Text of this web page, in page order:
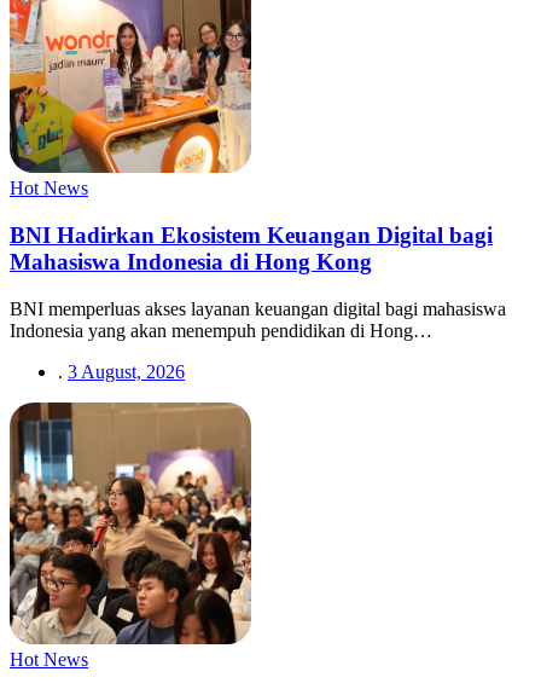
Hot News
BNI Hadirkan Ekosistem Keuangan Digital bagi
Mahasiswa Indonesia di Hong Kong
BNI memperluas akses layanan keuangan digital bagi mahasiswa
Indonesia yang akan menempuh pendidikan di Hong…
. 3 August, 2026
Hot News